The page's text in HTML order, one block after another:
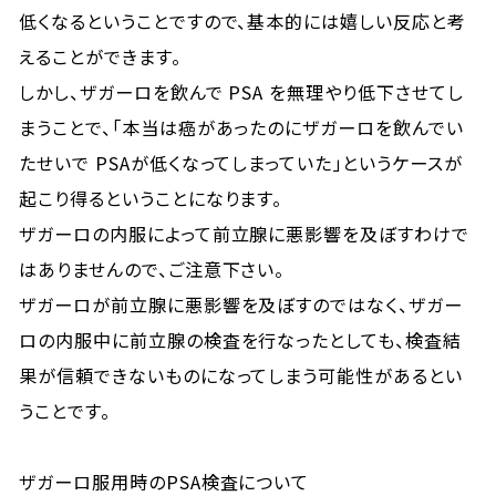
低くなるということですので、基本的には嬉しい反応と考
えることができます。
しかし、ザガーロを飲んで PSA を無理やり低下させてし
まうことで、「本当は癌があったのにザガーロを飲んでい
たせいで PSAが低くなってしまっていた」というケースが
起こり得るということになります。
ザガーロの内服によって前立腺に悪影響を及ぼすわけで
はありませんので、ご注意下さい。
ザガーロが前立腺に悪影響を及ぼすのではなく、ザガー
ロの内服中に前立腺の検査を行なったとしても、検査結
果が信頼できないものになってしまう可能性があるとい
うことです。
ザガーロ服用時のPSA検査について